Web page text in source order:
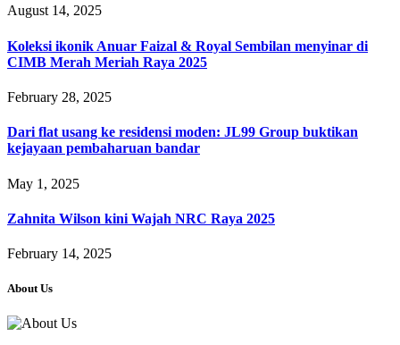
August 14, 2025
Koleksi ikonik Anuar Faizal & Royal Sembilan menyinar di
CIMB Merah Meriah Raya 2025
February 28, 2025
Dari flat usang ke residensi moden: JL99 Group buktikan
kejayaan pembaharuan bandar
May 1, 2025
Zahnita Wilson kini Wajah NRC Raya 2025
February 14, 2025
About Us